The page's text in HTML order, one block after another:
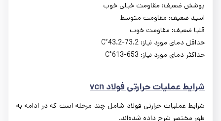
پوشش ضعیف: مقاومت خیلی خوب
اسید ضعیف: مقاومت متوسط
قلیا ضعیف: مقاومت خوب
حداقل دمای مورد نیاز: 43.2-73.2
˚
C
حداکثر دمای مورد نیاز: 613-653
˚
C
شرایط عملیات حرارتی فولاد vcn
شرایط عملیات حرارتی فولاد شامل چند مرحله است که در ادامه به
طور مختصر شرح داده شده‌اند.